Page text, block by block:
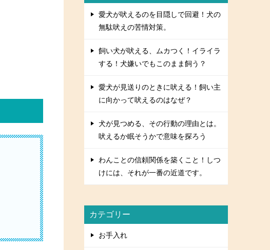
愛犬が吠えるのを目隠しで回避！犬の
無駄吠えの苦情対策。
飼い犬が吠える、ムカつく！イライラ
する！犬嫌いでもこのまま飼う？
愛犬が見送りのときに吠える！飼い主
に向かって吠えるのはなぜ？
犬が見つめる、その行動の理由とは。
吠えるか眠そうかで意味を探ろう
わんことの信頼関係を築くこと！しつ
けには、それが一番の近道です。
カテゴリー
お手入れ